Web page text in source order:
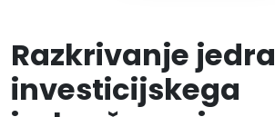
Razkrivanje jedra
investicijskega